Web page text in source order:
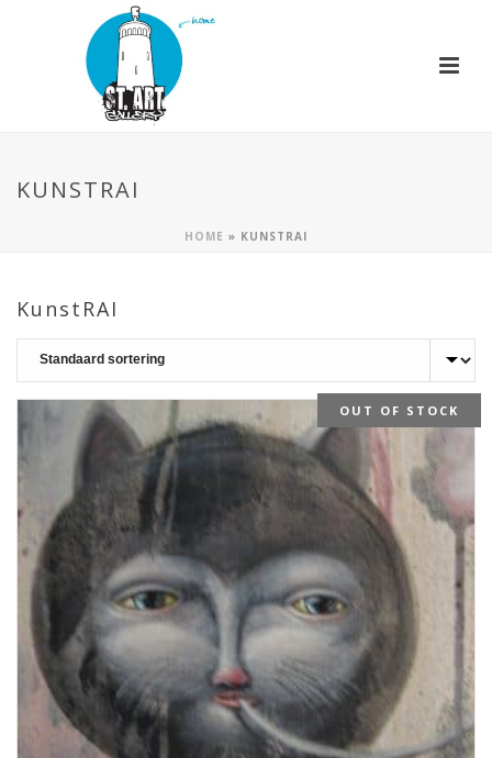
KUNSTRAI
HOME » KUNSTRAI
KunstRAI
OUT OF STOCK